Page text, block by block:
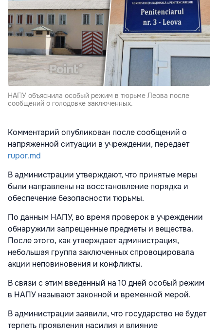
НАПУ объяснила особый режим в тюрьме Леова после
сообщений о голодовке заключенных.
Комментарий опубликован после сообщений о
напряженной ситуации в учреждении, передает
rupor.md
В администрации утверждают, что принятые меры
были направлены на восстановление порядка и
обеспечение безопасности тюрьмы.
По данным НАПУ, во время проверок в учреждении
обнаружили запрещенные предметы и вещества.
После этого, как утверждает администрация,
небольшая группа заключенных спровоцировала
акции неповиновения и конфликты.
В связи с этим введенный на 10 дней особый режим
в НАПУ называют законной и временной мерой.
В администрации заявили, что государство не будет
терпеть проявления насилия и влияние